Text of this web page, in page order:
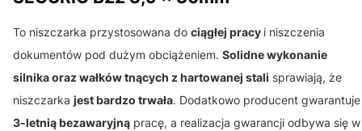
To niszczarka przystosowana do ciągłej pracy i niszczenia
dokumentów pod dużym obciążeniem. Solidne wykonanie
silnika oraz wałków tnących z hartowanej stali sprawiają, że
niszczarka jest bardzo trwała. Dodatkowo producent gwarantuje
3-letnią bezawaryjną pracę, a realizacja gwarancji odbywa się w